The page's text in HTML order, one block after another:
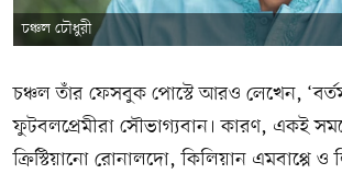
চঞ্চল চৌধুরী
চঞ্চল তাঁর ফেসবুক পোস্টে আরও লেখেন,
ফুটবলপ্রেমীরা সৌভাগ্যবান। কারণ, একই
ক্রিস্টিয়ানো রোনালদো, কিলিয়ান এমবাপ্পে